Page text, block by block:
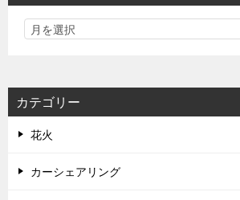
カテゴリー
花火
カーシェアリング